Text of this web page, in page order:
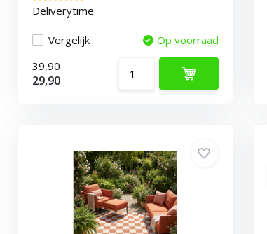
Deliverytime
Vergelijk
Op voorraad
39,90
29,90